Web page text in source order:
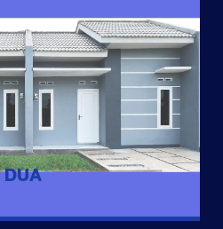
DUA
dengan harga subsidi hanya 100
di Tuban